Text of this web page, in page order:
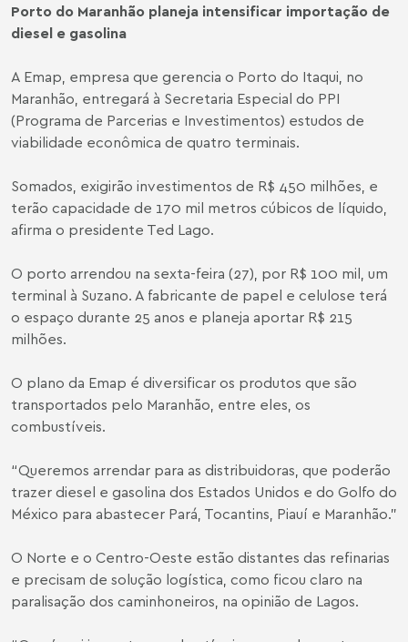
Porto do Maranhão planeja intensificar importação de
diesel e gasolina
A Emap, empresa que gerencia o Porto do Itaqui, no
Maranhão, entregará à Secretaria Especial do PPI
(Programa de Parcerias e Investimentos) estudos de
viabilidade econômica de quatro terminais.
Somados, exigirão investimentos de R$ 450 milhões, e
terão capacidade de 170 mil metros cúbicos de líquido,
afirma o presidente Ted Lago.
O porto arrendou na sexta-feira (27), por R$ 100 mil, um
terminal à Suzano. A fabricante de papel e celulose terá
o espaço durante 25 anos e planeja aportar R$ 215
milhões.
O plano da Emap é diversificar os produtos que são
transportados pelo Maranhão, entre eles, os
combustíveis.
“Queremos arrendar para as distribuidoras, que poderão
trazer diesel e gasolina dos Estados Unidos e do Golfo do
México para abastecer Pará, Tocantins, Piauí e Maranhão.”
O Norte e o Centro-Oeste estão distantes das refinarias
e precisam de solução logística, como ficou claro na
paralisação dos caminhoneiros, na opinião de Lagos.